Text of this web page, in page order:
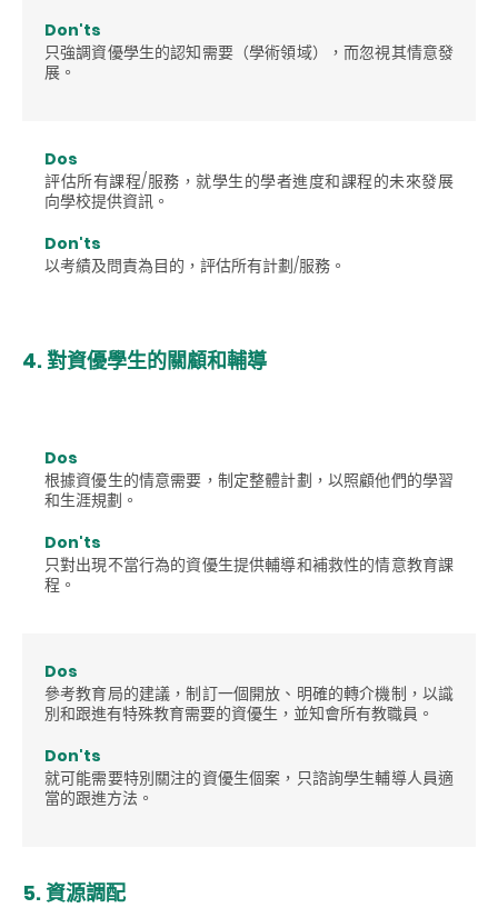
Don'ts
只強調資優學生的認知需要（學術領域），而忽視其情意發
展。
Dos
評估所有課程/服務，就學生的學者進度和課程的未來發展
向學校提供資訊。
Don'ts
以考績及問責為目的，評估所有計劃/服務。
4. 對資優學生的關顧和輔導
Dos
根據資優生的情意需要，制定整體計劃，以照顧他們的學習
和生涯規劃。
Don'ts
只對出現不當行為的資優生提供輔導和補救性的情意教育課
程。
Dos
參考教育局的建議，制訂一個開放、明確的轉介機制，以識
別和跟進有特殊教育需要的資優生，並知會所有教職員。
Don'ts
就可能需要特別關注的資優生個案，只諮詢學生輔導人員適
當的跟進方法。
5. 資源調配